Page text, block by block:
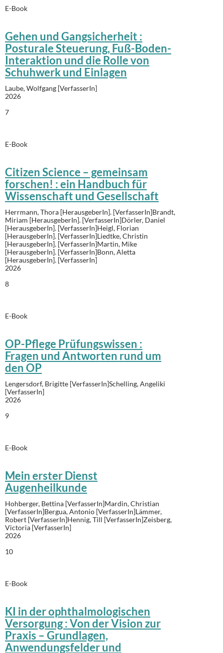
E-Book
Gehen und Gangsicherheit :
Posturale Steuerung, Fuß-Boden-
Interaktion und die Rolle von
Schuhwerk und Einlagen
Laube, Wolfgang [VerfasserIn]
2026
7
E-Book
Citizen Science – gemeinsam
forschen! : ein Handbuch für
Wissenschaft und Gesellschaft
Herrmann, Thora [HerausgeberIn]. [VerfasserIn]Brandt,
Miriam [HerausgeberIn]. [VerfasserIn]Dörler, Daniel
[HerausgeberIn]. [VerfasserIn]Heigl, Florian
[HerausgeberIn]. [VerfasserIn]Liedtke, Christin
[HerausgeberIn]. [VerfasserIn]Martin, Mike
[HerausgeberIn]. [VerfasserIn]Bonn, Aletta
[HerausgeberIn]. [VerfasserIn]
2026
8
E-Book
OP-Pflege Prüfungswissen :
Fragen und Antworten rund um
den OP
Lengersdorf, Brigitte [VerfasserIn]Schelling, Angeliki
[VerfasserIn]
2026
9
E-Book
Mein erster Dienst
Augenheilkunde
Hohberger, Bettina [VerfasserIn]Mardin, Christian
[VerfasserIn]Bergua, Antonio [VerfasserIn]Lämmer,
Robert [VerfasserIn]Hennig, Till [VerfasserIn]Zeisberg,
Victoria [VerfasserIn]
2026
10
E-Book
KI in der ophthalmologischen
Versorgung : Von der Vision zur
Praxis – Grundlagen,
Anwendungsfelder und